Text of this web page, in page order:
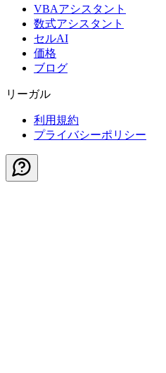
VBAアシスタント
数式アシスタント
セルAI
価格
ブログ
リーガル
利用規約
プライバシーポリシー